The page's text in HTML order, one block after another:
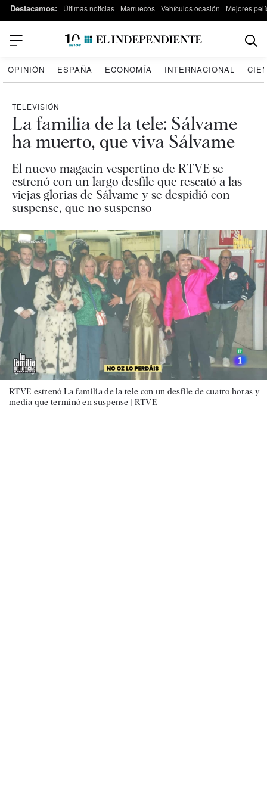
Destacamos: Últimas noticias Marruecos Vehículos ocasión Mejores
OPINIÓN ESPAÑA ECONOMÍA INTERNACIONAL
TELEVISIÓN
La familia de la tele: Sálvame
ha muerto, que viva Sálvame
El nuevo magacín vespertino de RTVE se
estrenó con un largo desfile que rescató a las
viejas glorias de Sálvame y se despidió con
suspense, que no suspenso
RTVE estrenó La familia de la tele con un desfile de cuatro horas y
media que terminó en suspense | RTVE